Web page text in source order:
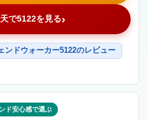
で5122を見る
ンドウォーカー5122のレビュー
ド安心感で選ぶ